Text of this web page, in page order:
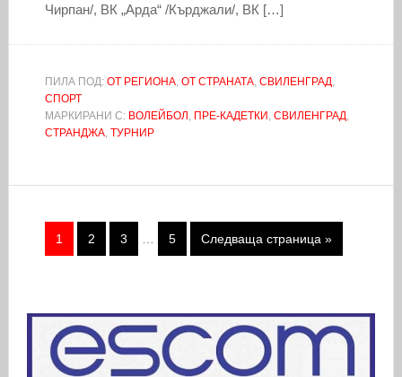
Чирпан/, ВК „Арда“ /Кърджали/, ВК […]
ПИЛА ПОД: ОТ РЕГИОНА, ОТ СТРАНАТА, СВИЛЕНГРАД,
СПОРТ
МАРКИРАНИ С: ВОЛЕЙБОЛ , ПРЕ-КАДЕТКИ , СВИЛЕНГРАД,
СТРАНДЖА, ТУРНИР
1 2 3 5 Следваща страница »